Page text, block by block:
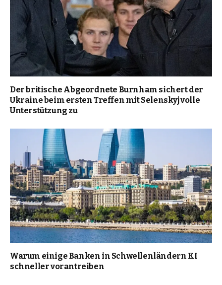
Der britische Abgeordnete Burnham sichert der
Ukraine beim ersten Treffen mit Selenskyj volle
Unterstützung zu
Warum einige Banken in Schwellenländern KI
schneller vorantreiben